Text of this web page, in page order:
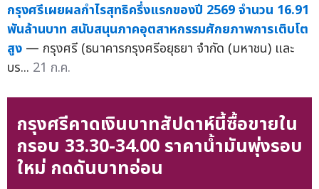
กรุงศรีเผยผลกำไรสุทธิครึ่งแรกของปี 2569 จำนวน 16.91
พันล้านบาท สนับสนุนภาคอุตสาหกรรมศักยภาพการเติบโต
สูง — กรุงศรี (ธนาคารกรุงศรีอยุธยา จำกัด (มหาชน) และ
บร... 21 ก.ค.
กรุงศรีคาดเงินบาทสัปดาห์นี้ซื้อขายใน
กรอบ 33.30-34.00 ราคาน้ำมันพุ่งรอบ
ใหม่ กดดันบาทอ่อน